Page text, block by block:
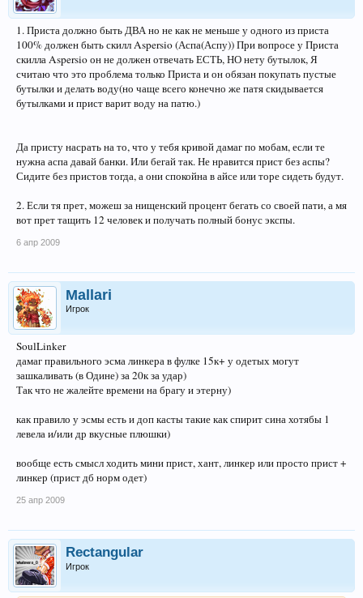
1. Приста должно быть ДВА но не как не меньше у одного из приста
100% должен быть скилл Aspersio (Аспа(Аспу)) При вопросе у Приста
скилла Aspersio он не должен отвечать ЕСТЬ, НО нету бутылок, Я
считаю что это проблема только Приста и он обязан покупать пустые
бутылки и делать воду(но чаще всего конечно же патя скидывается
бутылками и прист варит воду на патю.)
Да присту насрать на то, что у тебя кривой дамаг по мобам, если те
нужна аспа давай банки. Или бегай так. Не нравится прист без аспы?
Сидите без пристов тогда, а они спокойна в айсе или торе сидеть будут.
2. Если тя прет, можеш за нищенский процент бегать со своей пати, а мя
вот прет тащить 12 человек и получать полный бонус экспы.
6 апр 2009
Mallari
Игрок
SoulLinker
дамаг правильного эсма линкера в фулке 15к+ у одетых могут
зашкаливать (в Одине) за 20к за удар)
Так что не жалейте времени на брагу и этерну)
как правило у эсмы есть и доп касты такие как спирит сина хотябы 1
левела и/или др вкусные плюшки)
вообще есть смысл ходить мини прист, хант, линкер или просто прист +
линкер (прист дб норм одет)
25 апр 2009
Rectangular
Игрок